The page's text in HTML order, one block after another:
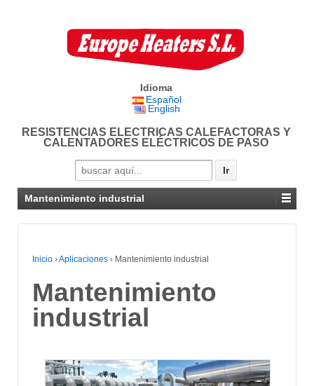
Idioma
Español
English
RESISTENCIAS ELECTRICAS CALEFACTORAS Y
CALENTADORES ELÉCTRICOS DE PASO
Search for:
Mantenimiento industrial
Inicio ›Aplicaciones › Mantenimiento industrial
Mantenimiento
industrial